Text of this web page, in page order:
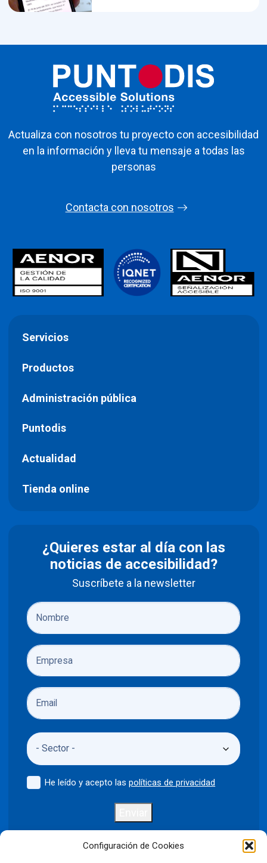
Configuración de Cookies
Actualiza con nosotros tu proyecto con accesibilidad
en la información y lleva tu mensaje a todas las
personas
Contacta con nosotros
Servicios
Productos
Administración pública
Puntodis
Actualidad
Tienda online
¿Quieres estar al día con las
noticias de accesibilidad?
Suscríbete a la newsletter
He leído y acepto laspolíticas de privacidad